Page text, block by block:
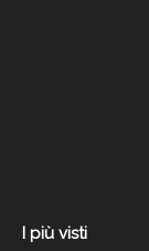
I più visti